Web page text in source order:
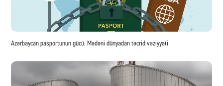
Azərbaycan pasportunun gücü: Mədəni dünyadan təcrid vəziyyəti